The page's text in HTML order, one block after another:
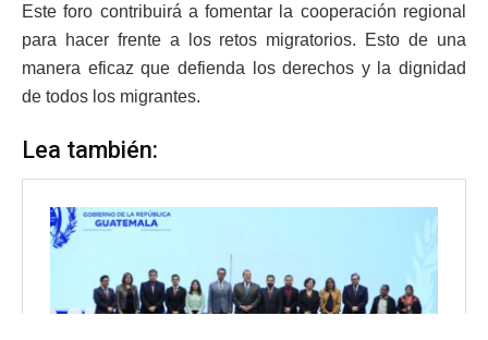
Este foro contribuirá a fomentar la cooperación regional
para hacer frente a los retos migratorios. Esto de una
manera eficaz que defienda los derechos y la dignidad
de todos los migrantes.
Lea también: